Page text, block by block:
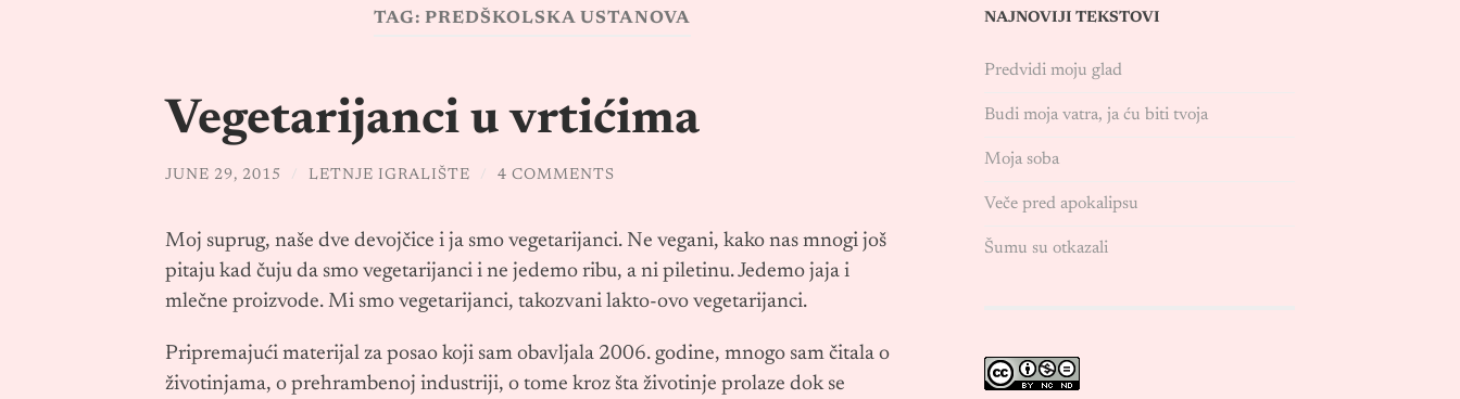
TAG: PREDŠKOLSKA USTANOVA
Vegetarijanci u vrtićima
JUNE 29, 2015 / LETNJE IGRALIŠTE / 4 COMMENTS
Moj suprug, naše dve devojčice i ja smo vegetarijanci. Ne vegani, kako nas mnogi još
pitaju kad čuju da smo vegetarijanci i ne jedemo ribu, a ni piletinu. Jedemo jaja i
mlečne proizvode. Mi smo vegetarijanci, takozvani lakto-ovo vegetarijanci.
Pripremajući materijal za posao koji sam obavljala 2006. godine, mnogo sam čitala o
životinjama, o prehrambenoj industriji, o tome kroz šta životinje prolaze dok se
NAJNOVIJI TEKSTOVI
Predvidi moju glad
Budi moja vatra, ja ću biti tvoja
Moja soba
Veče pred apokalipsu
Šumu su otkazali